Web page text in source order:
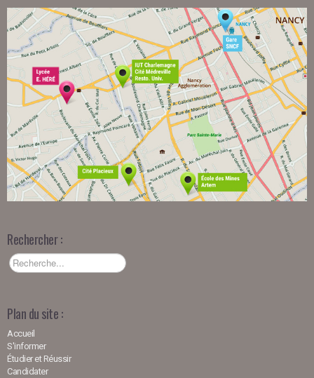
Rechercher :
Plan du site :
Accueil
S'informer
Étudier et Réussir
Candidater